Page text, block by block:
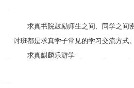
求真书院鼓励师生之间、同学之间
讨班都是求真学子常见的学习交流方式。
求真麒麟乐游学